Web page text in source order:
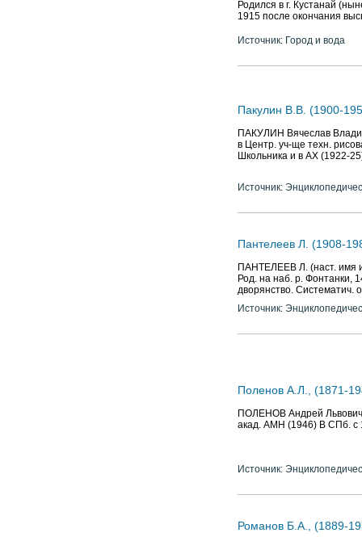
Родился в г. Кустанай
1915 после окончания
Источник: Город и вода
Пакулин В.В. (1900-
ПАКУЛИН Вячеслав
в Центр. уч-ще техн.
Школьника и в АХ (1922-
Источник:
Пантелеев Л. (1908-
ПАНТЕЛЕЕВ Л. (наст. имя
Род. на наб. р. Фонтанки,
дворянство. Систематич.
Источник:
Поленов А.Л., (1871-
ПОЛЕНОВ Андрей Львович
акад. АМН (1946) В СПб. с
Источник:
Романов Б.А., (1889-